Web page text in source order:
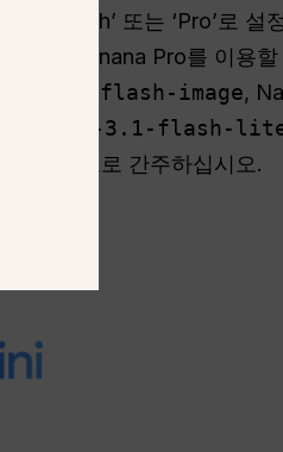
‘Flash’ 또는 ‘Pro’로 설
Nano Banana Pro를 이용할
3.1-flash-image,
gemini-3.1-flash-
지 경로로 간주하십시오.